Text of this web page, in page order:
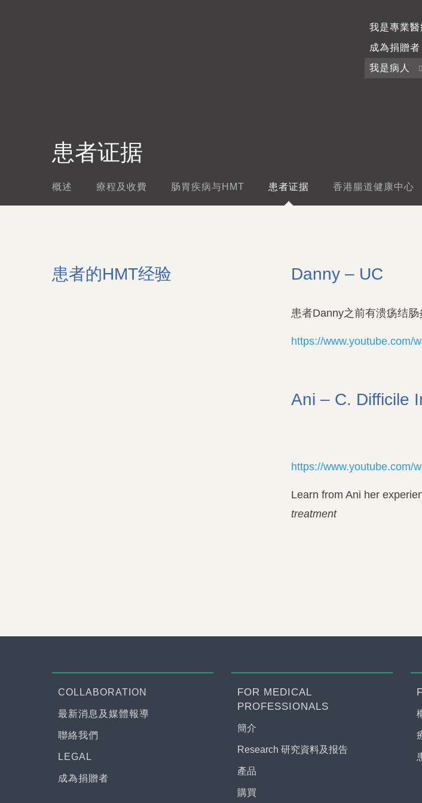
我是專業醫
成為捐贈者
我是病人
患者证据
概述 療程及收費 肠胃疾病与HMT 患者证据 香港腸道健康中心
患者的HMT经验 Danny – UC
患者Danny之前有溃疡结肠
https://www.youtube.com/
Ani – C. Difficile
https://www.youtube.com/
Learn from Ani her
treatment
COLLABORATION
最新消息及媒體報導
聯絡我們
LEGAL
成為捐贈者
FOR MEDICAL
PROFESSIONALS
簡介
Research 研究資料及报告
產品
購買